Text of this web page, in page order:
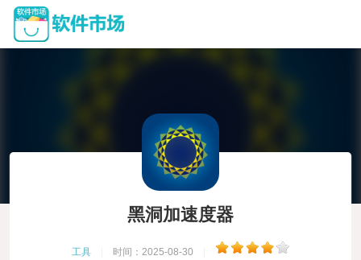
黑洞加速度器
工具 时间：2025-08-30